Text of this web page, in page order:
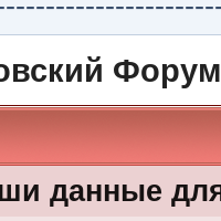
Форум
данные